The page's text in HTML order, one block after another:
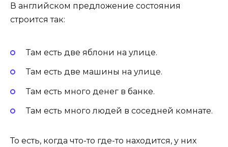
В английском предложение состояния
строится так:
Там есть две яблони на улице.
Там есть две машины на улице.
Там есть много денег в банке.
Там есть много людей в соседней комнате.
То есть, когда что-то где-то находится, у них